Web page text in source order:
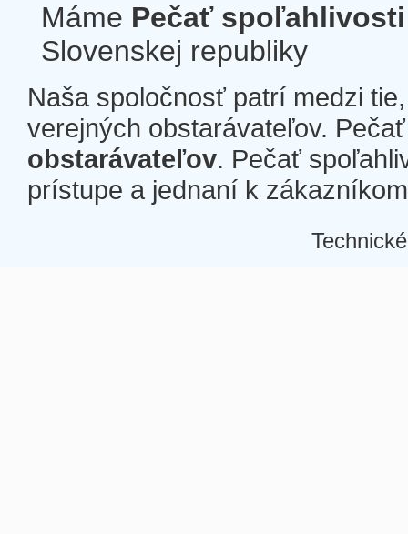
Máme Pečať spoľahlivosti
Slovenskej republiky
Naša spoločnosť patrí medzi
verejných obstarávateľov.
obstarávateľov. Pečať
prístupe a jednaní k